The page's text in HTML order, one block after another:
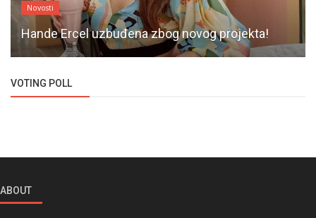
Novosti
Hande Ercel uzbuđena zbog novog projekta!
VOTING POLL
ABOUT